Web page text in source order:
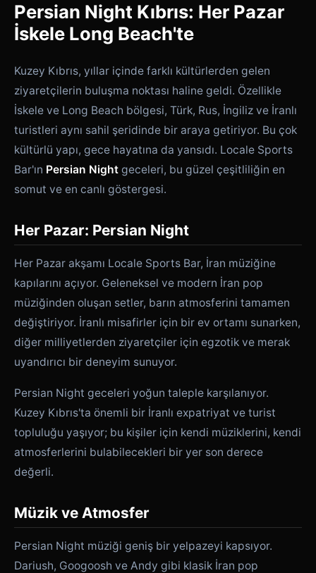
Persian Night Kıbrıs: Her Pazar
İskele Long Beach'te
Kuzey Kıbrıs, yıllar içinde farklı kültürlerden gelen
ziyaretçilerin buluşma noktası haline geldi. Özellikle
İskele ve Long Beach bölgesi, Türk, Rus, İngiliz ve İranlı
turistleri aynı sahil şeridinde bir araya getiriyor. Bu çok
kültürlü yapı, gece hayatına da yansıdı. Locale Sports
Bar'ın Persian Night geceleri, bu güzel çeşitliliğin en
somut ve en canlı göstergesi.
Her Pazar: Persian Night
Her Pazar akşamı Locale Sports Bar, İran müziğine
kapılarını açıyor. Geleneksel ve modern İran pop
müziğinden oluşan setler, barın atmosferini tamamen
değiştiriyor. İranlı misafirler için bir ev ortamı sunarken,
diğer milliyetlerden ziyaretçiler için egzotik ve merak
uyandırıcı bir deneyim sunuyor.
Persian Night geceleri yoğun taleple karşılanıyor.
Kuzey Kıbrıs'ta önemli bir İranlı expatriyat ve turist
topluluğu yaşıyor; bu kişiler için kendi müziklerini, kendi
atmosferlerini bulabilecekleri bir yer son derece
değerli.
Müzik ve Atmosfer
Persian Night müziği geniş bir yelpazeyi kapsıyor.
Dariush, Googoosh ve Andy gibi klasik İran pop